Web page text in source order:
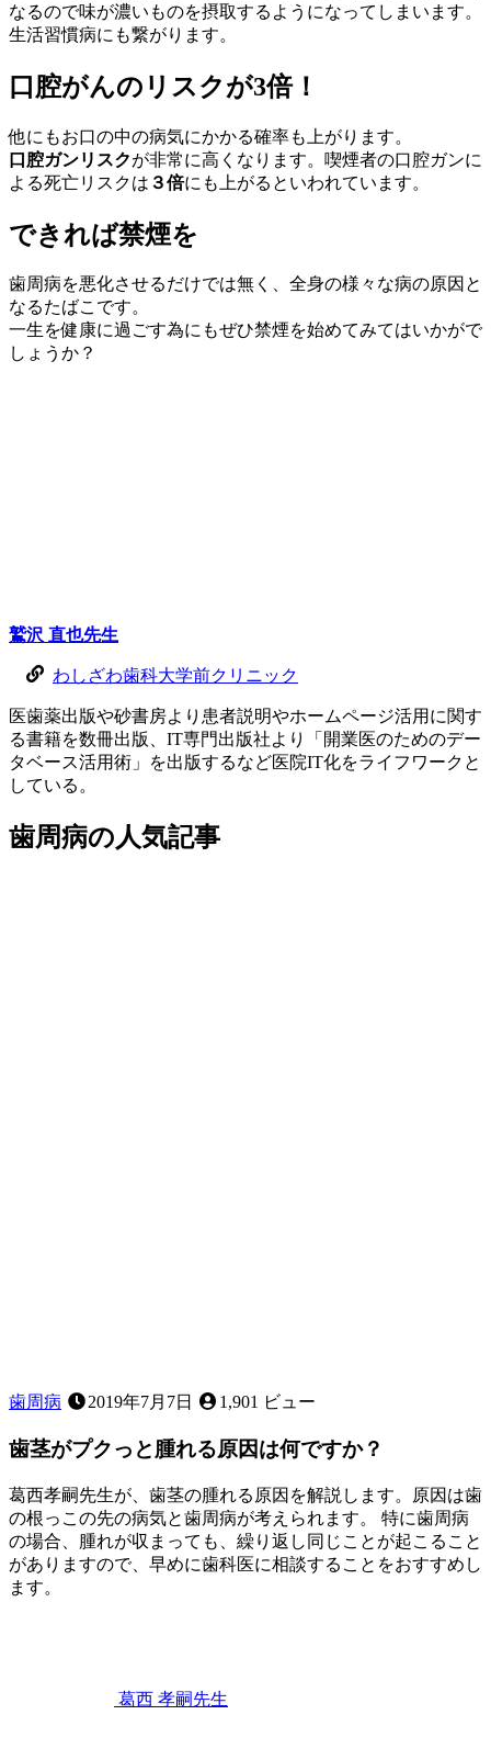
なるので味が濃いものを摂取するようになってしまいます。
生活習慣病にも繋がります。
口腔がんのリスクが3倍！
他にもお口の中の病気にかかる確率も上がります。
口腔ガンリスクが非常に高くなります。喫煙者の口腔ガンに
よる死亡リスクは ３倍にも上がるといわれています。
できれば禁煙を
歯周病を悪化させるだけでは無く、全身の様々な病の原因と
なるたばこです。
一生を健康に過ごす為にもぜひ禁煙を始めてみてはいかがで
しょうか？
鷲沢 直也先生
わしざわ歯科大学前クリニック
医歯薬出版や砂書房より患者説明やホームページ活用に関す
る書籍を数冊出版、IT専門出版社より「開業医のためのデー
タベース活用術」を出版するなど医院IT化をライフワークと
している。
歯周病の人気記事
歯周病 2019年7月7日 1,901 ビュー
歯茎がプクっと腫れる原因は何ですか？
葛西孝嗣先生が、歯茎の腫れる原因を解説します。原因は歯
の根っこの先の病気と歯周病が考えられます。 特に歯周病
の場合、腫れが収まっても、繰り返し同じことが起こること
がありますので、早めに歯科医に相談することをおすすめし
ます。
葛西 孝嗣先生